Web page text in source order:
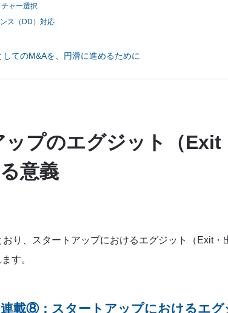
ャー選択
ス（DD）対応
てのM&Aを、円滑に進めるために
プのエグジット（Exit
意義
り、スタートアップにおけるエグジット（Exit・
す。
連載⑧：スタートアップにおけるエ